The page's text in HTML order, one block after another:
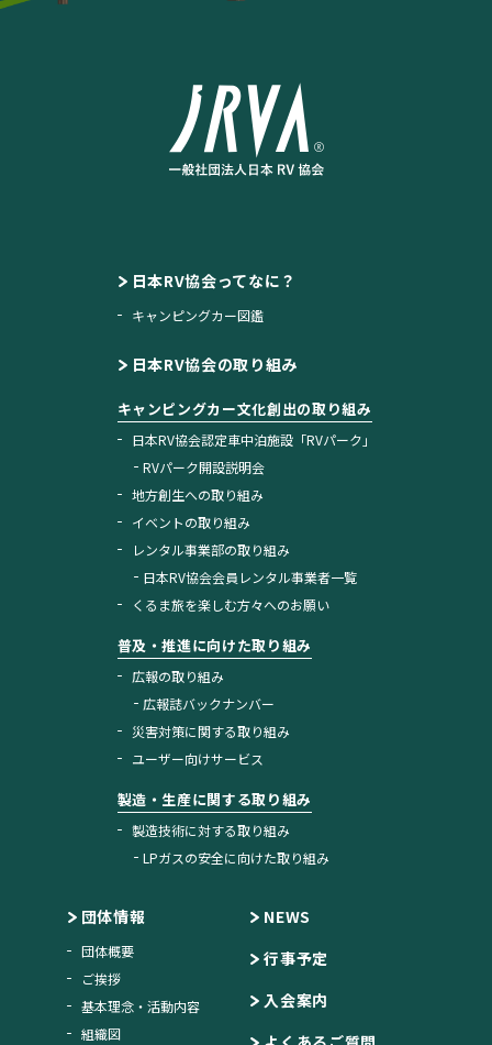
団体情報
団体概要
ご挨拶
基本理念・活動内容
組織図
日本RV協会ってなに？
キャンピングカー図鑑
日本RV協会の取り組み
キャンピングカー文化創出の取り組み
日本RV協会認定車中泊施設「RVパーク」
RVパーク開設説明会
地方創生への取り組み
イベントの取り組み
レンタル事業部の取り組み
日本RV協会会員レンタル事業者一覧
くるま旅を楽しむ方々へのお願い
普及・推進に向けた取り組み
広報の取り組み
広報誌バックナンバー
災害対策に関する取り組み
ユーザー向けサービス
製造・生産に関する取り組み
製造技術に対する取り組み
LPガスの安全に向けた取り組み
NEWS
行事予定
入会案内